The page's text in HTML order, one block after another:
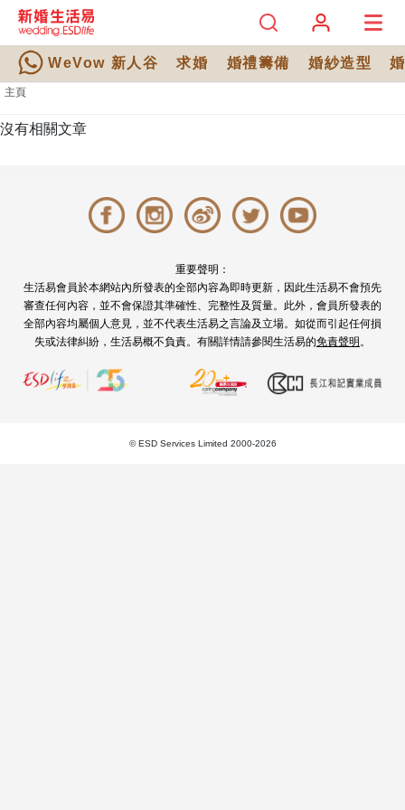
WeVow 新人谷 求婚 婚禮籌備 婚紗造型
主頁
沒有相關文章
重要聲明：
生活易會員於本網站內所發表的全部內容為即時更新，因此生活易不會預先
審查任何內容，並不會保證其準確性、完整性及質量。此外，會員所發表的
全部內容均屬個人意見，並不代表生活易之言論及立場。如從而引起任何損
失或法律糾紛，生活易概不負責。有關詳情請參閱生活易的免責聲明 。
© ESD Services Limited 2000-2026